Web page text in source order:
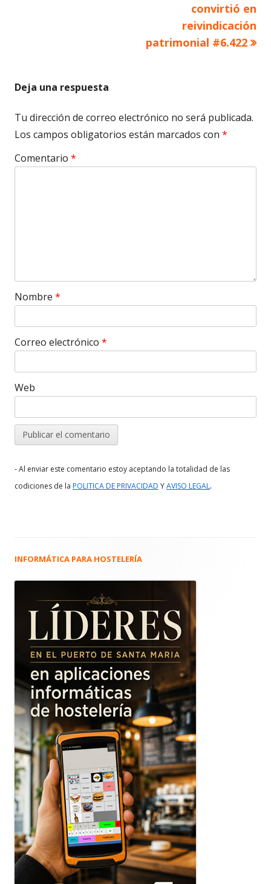
convirtió en
reivindicación
patrimonial #6.422
Deja una respuesta
Tu dirección de correo electrónico no será publicada.
Los campos obligatorios están marcados con *
Comentario *
Nombre *
Correo electrónico *
Web
- Al enviar este comentario estoy aceptando la totalidad de las
codiciones de la POLITICA DE PRIVACIDAD YAVISO LEGAL.
Barra
principal
INFORMÁTICA PARA HOSTELERÍA